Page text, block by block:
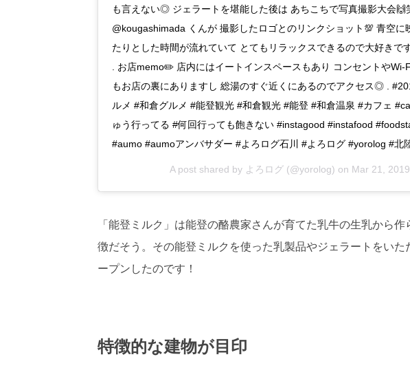
も言えない◎ ジェラートを堪能した後は あちこちで写真撮影大会🙌
@kougashimada くんが 撮影したロゴとのリンクショット💯 青空
たりとした時間が流れていて とてもリラックスできるので大好き
. お店memo✏️ 店内にはイートインスペースもあり コンセントや
もお店の裏にありますし 総湯のすぐ近くにあるのでアクセス◎ .
ルメ #和倉グルメ #能登観光 #和倉観光 #能登 #和倉温泉 #カフェ
ゅう行ってる #何回行っても飽きない #instagood #instafood
#aumo #aumoアンバサダー #よろログ石川 #よろログ #yorolog #北
A post shared by よろログ (@yorolog) on Mar 21,
「能登ミルク」は能登の酪農家さんが育てた乳牛の生乳から
徴だそう。その能登ミルクを使った乳製品やジェラートをい
ープンしたのです！
特徴的な建物が目印